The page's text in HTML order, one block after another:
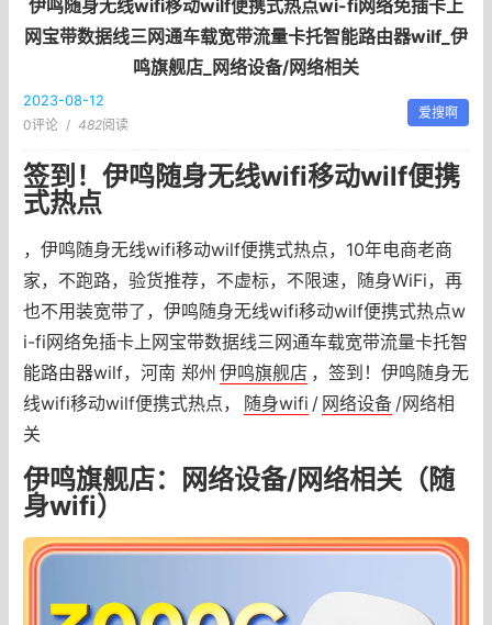
伊鸣随身无线wifi移动wilf便携式热点wi-fi网络免插卡上
网宝带数据线三网通车载宽带流量卡托智能路由器wilf_伊
鸣旗舰店_网络设备/网络相关
2023-08-12
0评论 / 482阅读
爱搜啊
签到！伊鸣随身无线wifi移动wilf便携
式热点
，伊鸣随身无线wifi移动wilf便携式热点，10年电商老商
家，不跑路，验货推荐，不虚标，不限速，随身WiFi，再
也不用装宽带了，伊鸣随身无线wifi移动wilf便携式热点w
i-fi网络免插卡上网宝带数据线三网通车载宽带流量卡托智
能路由器wilf，河南 郑州 伊鸣旗舰店 ，签到！伊鸣随身无
线wifi移动wilf便携式热点，
随身wifi / 网络设备 /网络相
关
伊鸣旗舰店：网络设备/网络相关（随
身wifi）